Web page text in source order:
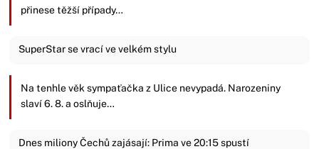
přinese těžší případy…
SuperStar se vrací ve velkém stylu
Na tenhle věk sympaťačka z Ulice nevypadá. Narozeniny
slaví 6. 8. a oslňuje…
Dnes miliony Čechů zajásají: Prima ve 20:15 spustí